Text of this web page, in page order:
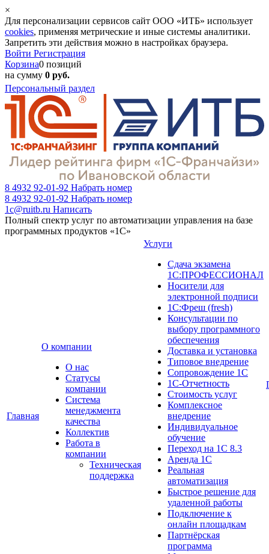
×
Для персонализации сервисов сайт ООО «ИТБ» использует
cookies, применяя метрические и иные системы аналитики.
Запретить эти действия можно в настройках браузера.
Войти Регистрация
Корзина0 позиций
на сумму 0 руб.
Персональный раздел
8 4932 92-01-92 Набрать номер
8 4932 92-01-92 Набрать номер
1c@ruitb.ru Написать
Полный спектр услуг по автоматизации управления на базе
программных продуктов «1С»
Главная
О компании
О нас
Cтатусы
компании
Система
менеджмента
качества
Коллектив
Работа в
компании
Техническая
поддержка
Услуги
Сдача экзамена
1С:ПРОФЕССИОНАЛ
Носители для
электронной подписи
1С:Фреш (fresh)
Консультации по
выбору программного
обеспечения
Доставка и установка
Типовое внедрение
Сопровождение 1С
1С-Отчетность
Стоимость услуг
Комплексное
внедрение
Индивидуальное
обучение
Переход на 1С 8.3
Аренда 1С
Реальная
автоматизация
Быстрое решение для
удаленной работы
Подключение к
онлайн площадкам
Партнёрская
программа